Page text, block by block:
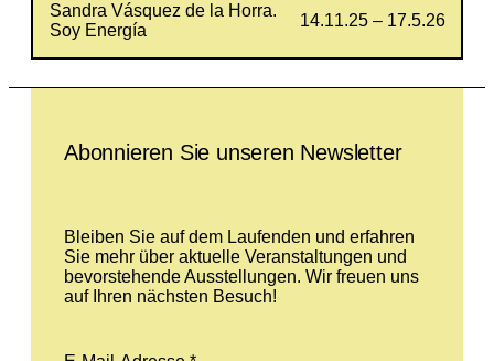
Sandra Vásquez de la Horra.
Soy Energía
14.11.25 – 17.5.26
Abonnieren Sie unseren Newsletter
Bleiben Sie auf dem Laufenden und erfahren
Sie mehr über aktuelle Veranstaltungen und
bevorstehende Ausstellungen. Wir freuen uns
auf Ihren nächsten Besuch!